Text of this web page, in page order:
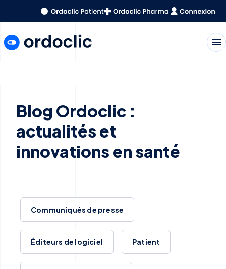
menu
Blog Ordoclic :
actualités et
innovations en santé
Communiqués de presse
Éditeurs de logiciel Patient